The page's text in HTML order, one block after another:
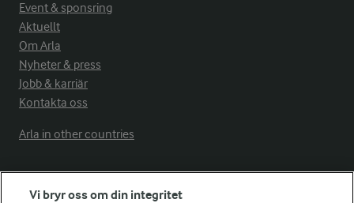
Event & sponsring
Aktuellt
Om Arla
Nyheter & press
Jobb & karriär
Kontakta oss
Arla in other countries
Fler Arlasajter
Vi bryr oss om din integritet